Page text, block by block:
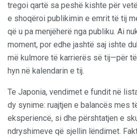
tregoi qartë sa peshë kishte për
e shoqëroi publikimin e emrit të tij
që u pa menjëherë nga publiku. Ai
moment, por edhe jashtë saj ishte
më kulmore të karrierës së tij—për
hyn në kalendarin e tij.
Te Japonia, vendimet e fundit në
dy synime: ruajtjen e balancës mes
eksperiencë, si dhe përshtatjen e
ndryshimeve që sjellin lëndimet.